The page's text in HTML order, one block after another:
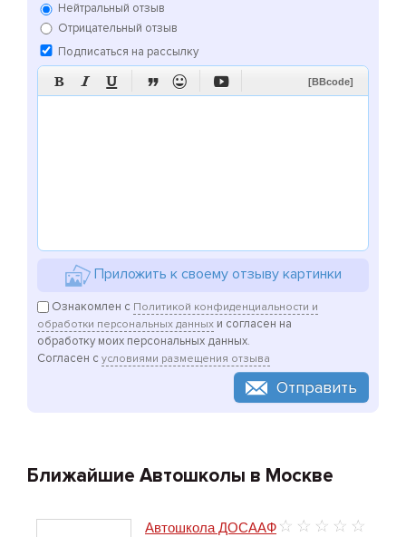
Нейтральный отзыв
Отрицательный отзыв
Подписаться на рассылку
      [BBcode]
Приложить к своему отзыву картинки
Ознакомлен с Политикой конфиденциальности и
обработки персональных данных и согласен на
обработку моих персональных данных.
Согласен с условиями размещения отзыва
Отправить
Ближайшие Автошколы в Москве
Автошкола ДОСААФ